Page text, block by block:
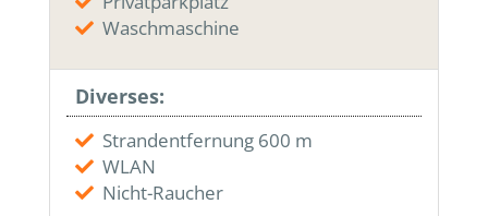
Waschmaschine
Diverses:
Strandentfernung 600 m
WLAN
Nicht-Raucher